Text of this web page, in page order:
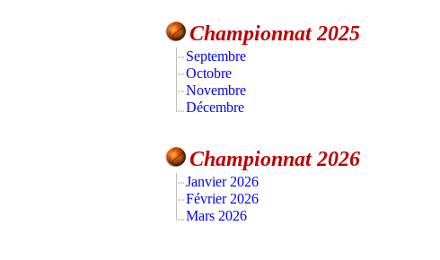
Championnat 2025
Septembre
Octobre
Novembre
Décembre
Championnat 2026
Janvier 2026
Février 2026
Mars 2026